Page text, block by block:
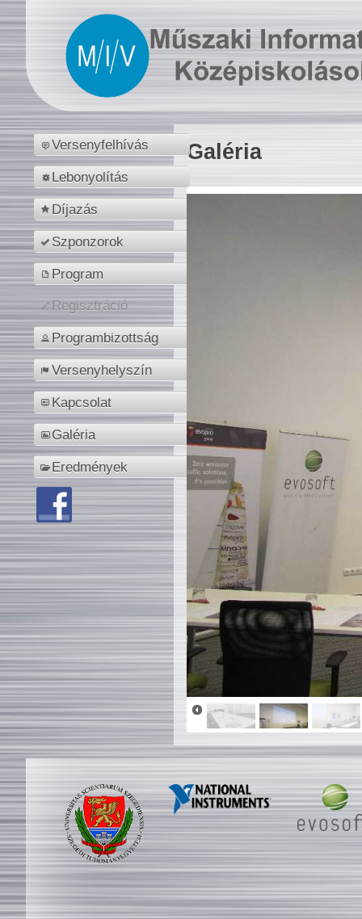
Versenyfelhívás
Lebonyolítás
Díjazás
Szponzorok
Program
Regisztráció
Programbizottság
Versenyhelyszín
Kapcsolat
Galéria
Eredmények
Galéria